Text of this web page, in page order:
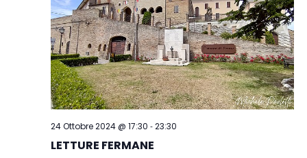
24 Ottobre 2024 @ 17:30 -23:30
LETTURE FERMANE